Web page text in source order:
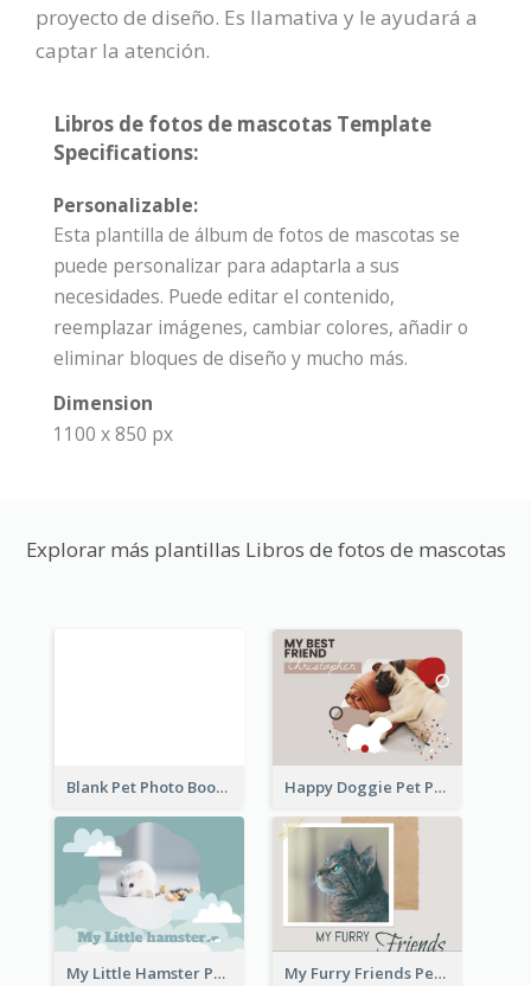
proyecto de diseño. Es llamativa y le ayudará a
captar la atención.
Libros de fotos de mascotas Template
Specifications:
Personalizable:
Esta plantilla de álbum de fotos de mascotas se
puede personalizar para adaptarla a sus
necesidades. Puede editar el contenido,
reemplazar imágenes, cambiar colores, añadir o
eliminar bloques de diseño y mucho más.
Dimension
1100 x 850 px
Explorar más plantillas Libros de fotos de mascotas
Blank Pet Photo Book Happy Doggie Pet Photo Book
My Little Hamster Pet Photo Book My Furry Friends Pet Photo Book